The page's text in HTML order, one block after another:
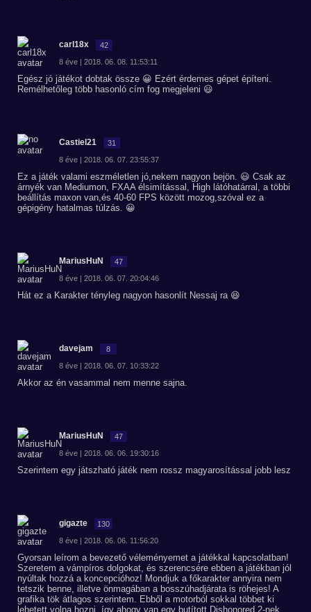
carl18x 42
8 éve | 2018. 06. 08. 11:53:11
Egész jó játékot dobtak össze 😀 Ezért érdemes gépet építeni.
Remélhetőleg több hasonló cím fog megjeleni 😃
Castiel21 31
8 éve | 2018. 06. 07. 23:55:37
Ez a játék valami eszméletlen jó,nekem nagyon bejön. 😃 Csak az
árnyék van Mediumon, FXAA élsimítással, High látóhatárral, a többi
beállítás maxon van,és 40-60 FPS között mozog,szóval ez a
gépigény hatalmas túlzás. 😀
MariusHuN 47
8 éve | 2018. 06. 07. 20:04:46
Hát ez a Karakter tényleg nagyon hasonlít Nessaj ra 😆
davejam 8
8 éve | 2018. 06. 07. 10:33:22
Akkor az én vasammal nem menne sajna.
MariusHuN 47
8 éve | 2018. 06. 06. 19:30:16
Szerintem egy játszható játék nem rossz magyarosítással jobb lesz
gigazte 130
8 éve | 2018. 06. 06. 11:56:20
Gyorsan leírom a bevezető véleményemet a játékkal kapcsolatban!
Szeretem a vámpíros dolgokat, és szerencsére ebben a játékban jól
nyúltak hozzá a koncepcióhoz! Mondjuk a főkarakter annyira nem
tetszik benne, illetve önmagában a bosszúhadjárata is röhejes! A
grafika tök átlagos szerintem. Ebből a motorból sokkal többet ki
lehetett volna hozni, így ahogy van egy butított Dishonored 2-nek